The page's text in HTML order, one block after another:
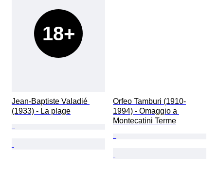
18+
Jean-Baptiste Valadié
(1933) - La plage
Orfeo Tamburi (1910-
1994) - Omaggio a
Montecatini Terme